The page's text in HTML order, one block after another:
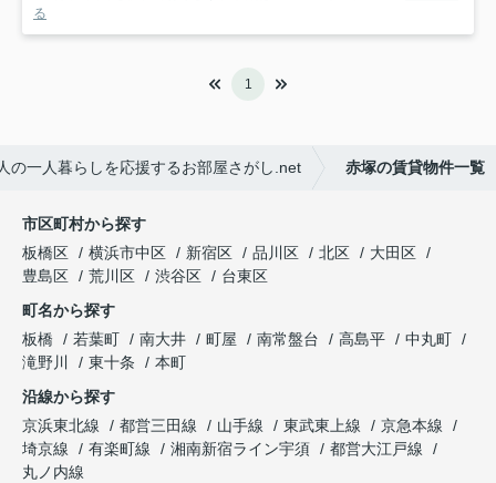
る
1
の一人暮らしを応援するお部屋さがし.net 赤塚の賃貸物件一覧
市区町村から探す
板橋区
横浜市中区 新宿区 品川区 北区
大田区
豊島区
荒川区 渋谷区
台東区
町名から探す
板橋
若葉町 南大井 町屋 南常盤台 高島平
中丸町
滝野川
東十条
本町
沿線から探す
京浜東北線
都営三田線 山手線 東武東上線
京急本線
埼京線
有楽町線 湘南新宿ライン宇須
都営大江戸線
丸ノ内線